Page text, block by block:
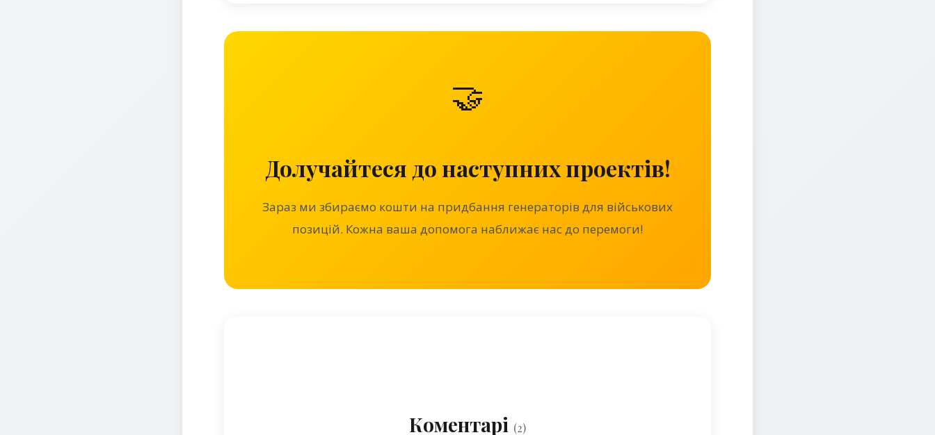
🤝
Долучайтеся до наступних проектів!
Зараз ми збираємо кошти на придбання генераторів для військових
позицій. Кожна ваша допомога наближає нас до перемоги!
Коментарі (2)